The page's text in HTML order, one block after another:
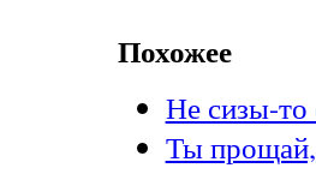
Похожее
Не сизы-то
Ты